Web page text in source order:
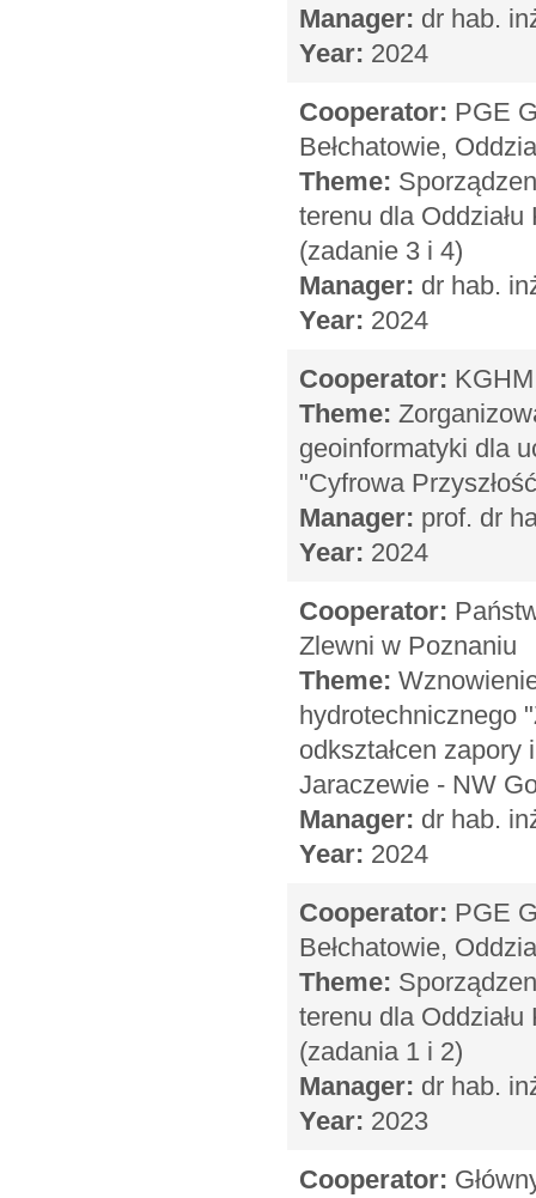
Manager: dr hab.
Year: 2024
Cooperator: PGE
Bełchatowie,
Theme:
terenu dla
(zadanie 3 i 4)
Manager: dr hab.
Year: 2024
Cooperator:
Theme:
geoinformatyki dla
"Cyfrowa
Manager: prof. dr
Year: 2024
Cooperator:
Zlewni w Poznaniu
Theme:
hydrotechnicznego
odkształcen
Jaraczewie - NW
Manager: dr hab.
Year: 2024
Cooperator: PGE
Bełchatowie,
Theme:
terenu dla
(zadania 1 i 2)
Manager: dr hab.
Year: 2023
Cooperator: